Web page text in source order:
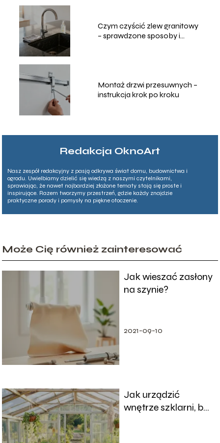
Czym czyścić zlew granitowy
– sprawdzone sposoby i
Montaż drzwi przesuwnych –
instrukcja krok po kroku
Redakcja OknoArt
Nasz zespół redakcyjny z pasją odkrywa świat domu, budownictwa i
ogrodu. Uwielbiamy dzielić się wiedzą z naszymi czytelnikami,
sprawiając, że nawet najbardziej złożone tematy stają się proste i
inspirujące. Razem tworzymy przestrzeń, gdzie każdy znajdzie
praktyczne porady i pomysły na piękne otoczenie.
Może Cię również zainteresować
Jak wieszać zasłony
na szynie?
2021-09-10
Jak urządzić
wnętrze szklarni, by